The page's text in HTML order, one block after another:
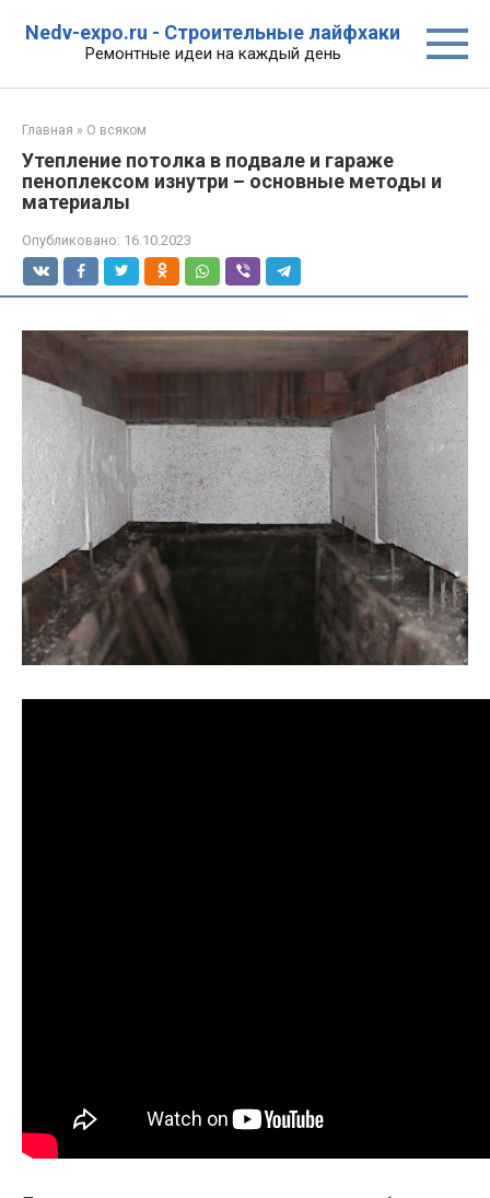
Nedv-expo.ru - Строительные лайфхаки
Ремонтные идеи на каждый день
Главная » О всяком
Утепление потолка в подвале и гараже
пеноплексом изнутри – основные методы и
материалы
Опубликовано: 16.10.2023